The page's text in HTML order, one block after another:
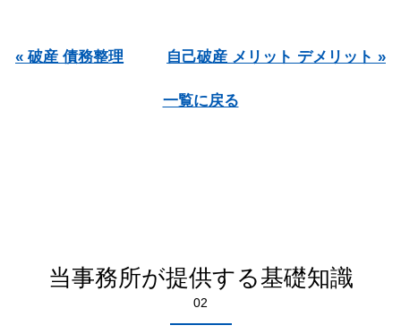
« 破産 債務整理 自己破産 メリット デメリット »
一覧に戻る
当事務所が提供する基礎知識
02